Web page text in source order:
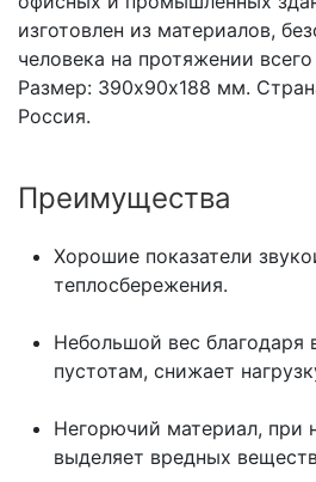
изготовлен из материалов,
человека на протяжении
Размер: 390х90х188 мм.
Россия.
Преимущества
Хорошие показатели
теплосбережения.
Небольшой вес благодаря
пустотам, снижает
Негорючий материал, при
выделяет вредных